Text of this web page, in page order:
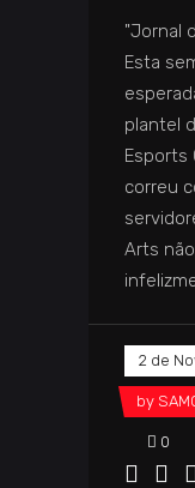
"Jornal
Esta
plantel
Esports
correu
Arts
2 de
by
0